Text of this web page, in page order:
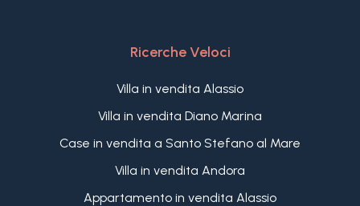
Ricerche Veloci
Villa in vendita Alassio
Villa in vendita Diano Marina
Case in vendita a Santo Stefano al Mare
Villa in vendita Andora
Appartamento in vendita Alassio